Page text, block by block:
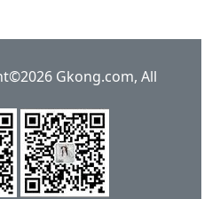
Gkong.com, All